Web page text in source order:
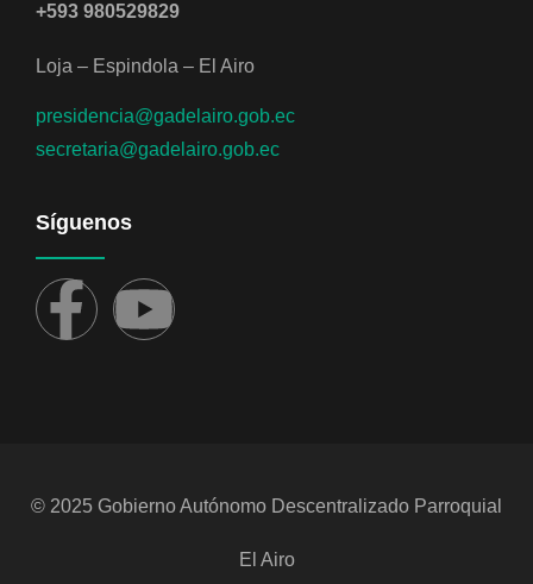
+593 980529829
Loja – Espindola – El Airo
presidencia@gadelairo.gob.ec
secretaria@gadelairo.gob.ec
Síguenos
© 2025 Gobierno Autónomo Descentralizado Parroquial
El Airo